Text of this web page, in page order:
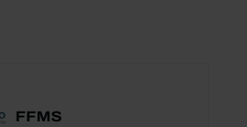
FFMS